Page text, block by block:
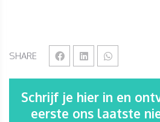
SHARE
Schrijf je hier in en
eerste ons laatste